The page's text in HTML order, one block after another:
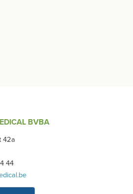
BVBA
42a
44